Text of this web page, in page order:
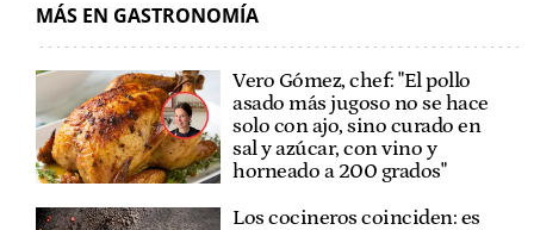
MÁS EN GASTRONOMÍA
Vero Gómez, chef: "El pollo
asado más jugoso no se hace
solo con ajo, sino curado en
sal y azúcar, con vino y
horneado a 200 grados"
Los cocineros coinciden: es